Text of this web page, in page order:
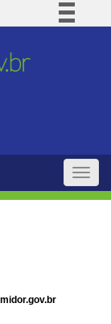
BR
Toggle